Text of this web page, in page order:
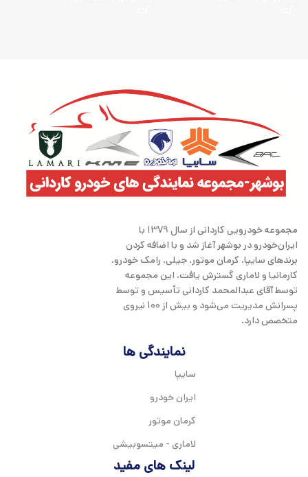
مجموعه خودرویی کاردانی از سال 1379 با
ایران‌خودرو در بوشهر آغاز شد و با اضافه کردن
برندهای سایپا، کرمان موتور، جیلی، رامک خودرو،
کارمانیا و لاماری گسترش یافت. این مجموعه
توسط آقای عبدالمحمد کاردانی تأسیس و توسط
پسرانش مدیریت می‌شود و بیش از 100 نیروی
متخصص دارد.
نمایندگی ها
سایپا
ایران خودرو
کرمان موتور
لاماری - میتسوبیشی
لینک های مفید